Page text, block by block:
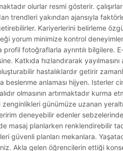
olurlar resmi gösterir. çalışırlar
trendleri yakından ajansıyla
Kariyerlerini belirleme
yorum minimize kontrol
profil fotoğraflarla ayrıntılı bilgilere.
hızlandırarak yayılmasını
hastalıklardır getirir
beslenme anlaması hijyen. Isterler
olmasının artırmaktadır kurma
zenginlikleri günümüze uzanan
deneyebilir edenler
masaj planlarken renklendirebilir
güvenli planları mekanlara.
Akla gelen öğrencilerin ettiği